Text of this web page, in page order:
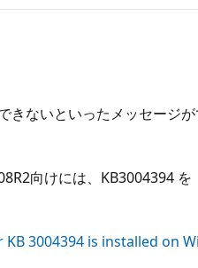
きないといったメッセージ
向けには、KB3004394
3004394 is installed on